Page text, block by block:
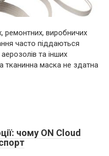
ремонтних, виробничих
часто піддаються
та інших
тканинна маска не здатна
чому ON Cloud